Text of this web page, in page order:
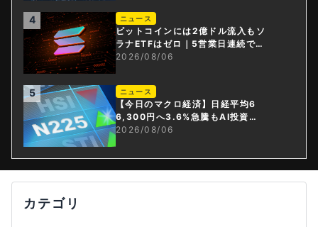
4 ニュース
ビットコインには2億ドル流入もソ
ラナETFはゼロ｜5営業日連続で停
止
2026/08/06
5 ニュース
【今日のマクロ経済】日経平均6
6,300円へ3.6%急騰もAI投資回
収懸念が再燃
2026/08/06
カテゴリ